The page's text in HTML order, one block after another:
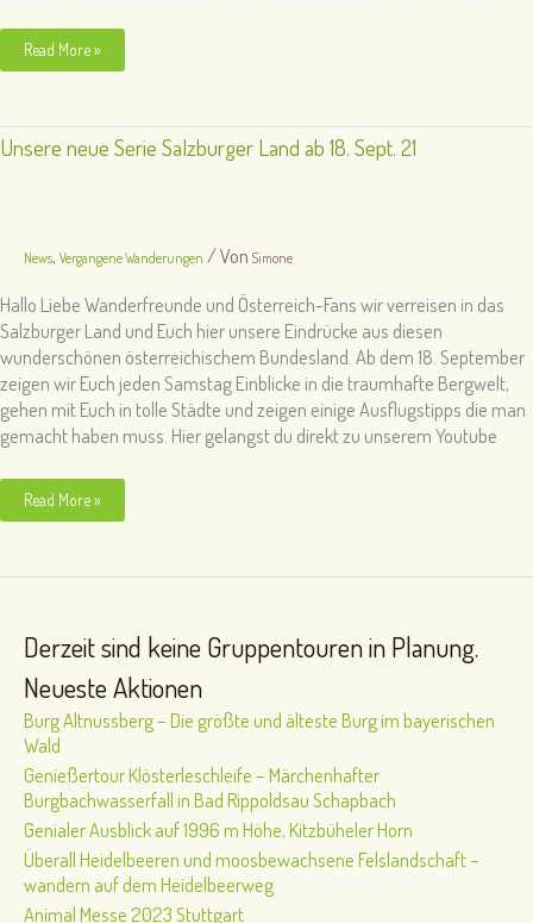
Derzeit sind keine Gruppentouren in Planung.
Neueste Aktionen
Burg Altnussberg – Die größte und älteste Burg im bayerischen
Wald
Genießertour Klösterleschleife – Märchenhafter
Burgbachwasserfall in Bad Rippoldsau Schapbach
Genialer Ausblick auf 1996 m Höhe, Kitzbüheler Horn
Überall Heidelbeeren und moosbewachsene Felslandschaft –
wandern auf dem Heidelbeerweg
Animal Messe 2023 Stuttgart
Salzburger
Land
30.08.21
Read More »
Unsere neue Serie Salzburger Land ab 18. Sept. 21
News, Vergangene Wanderungen / Von Simone
Hallo Liebe Wanderfreunde und Österreich-Fans wir verreisen in das
Salzburger Land und Euch hier unsere Eindrücke aus diesen
wunderschönen österreichischem Bundesland. Ab dem 18. September
zeigen wir Euch jeden Samstag Einblicke in die traumhafte Bergwelt,
gehen mit Euch in tolle Städte und zeigen einige Ausflugstipps die man
gemacht haben muss. Hier gelangst du direkt zu unserem Youtube
Unsere
neue
Land
21
Read More »